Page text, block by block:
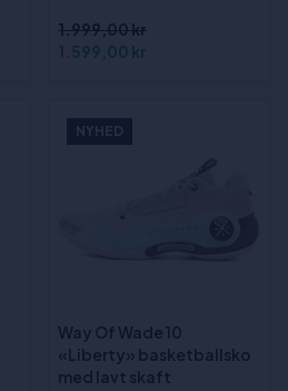
1.999,00 kr
1.599,00 kr
NYHED
Way Of Wade 10
«Liberty» basketballsko
med lavt skaft